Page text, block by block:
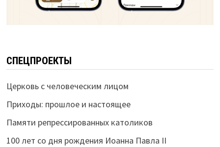
СПЕЦПРОЕКТЫ
Церковь с человеческим лицом
Приходы: прошлое и настоящее
Памяти репрессированных католиков
100 лет со дня рождения Иоанна Павла II